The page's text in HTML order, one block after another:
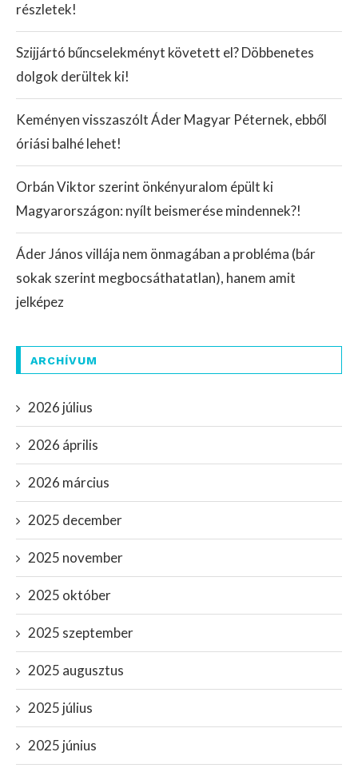
részletek!
Szijjártó bűncselekményt követett el? Döbbenetes
dolgok derültek ki!
Keményen visszaszólt Áder Magyar Péternek, ebből
óriási balhé lehet!
Orbán Viktor szerint önkényuralom épült ki
Magyarországon: nyílt beismerése mindennek?!
Áder János villája nem önmagában a probléma (bár
sokak szerint megbocsáthatatlan), hanem amit
jelképez
ARCHÍVUM
2026 július
2026 április
2026 március
2025 december
2025 november
2025 október
2025 szeptember
2025 augusztus
2025 július
2025 június